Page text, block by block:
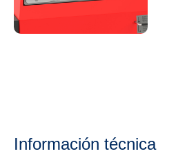
Información técnica